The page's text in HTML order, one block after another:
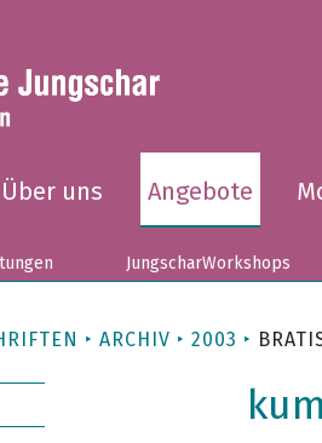
Über uns Angebote
JungscharWorkshops
ARCHIV 2003